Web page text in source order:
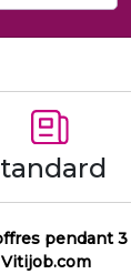
pendant
Vitijob.com